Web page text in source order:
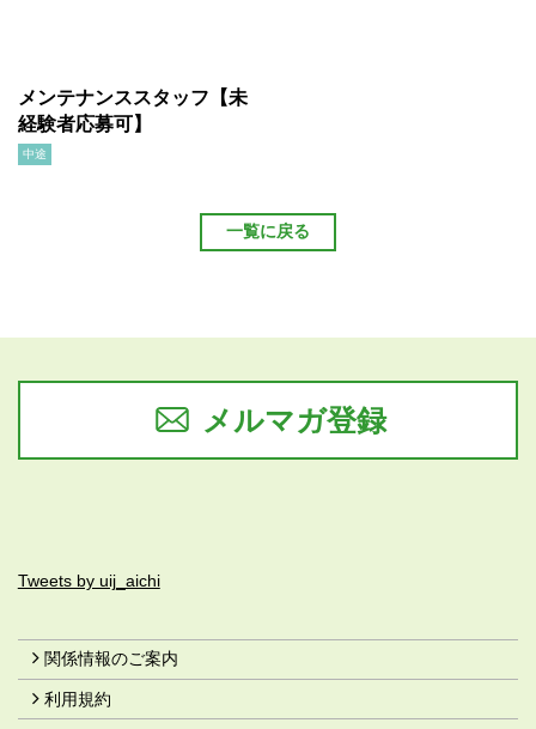
メンテナンススタッフ【未
経験者応募可】
中途
一覧に戻る
メルマガ登録
Tweets by uij_aichi
関係情報のご案内
利用規約